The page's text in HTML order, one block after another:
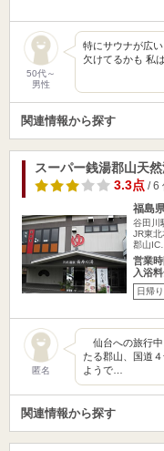
50代～
男性
特にサウナが広
欠けてるかも 私
関連情報から探す
スーパー銭湯郡山天
3.3点/ 6
福島
谷田川
JR東
郡山IC…
営業
入浴
日帰り
匿名
仙台への旅行中
たる郡山、国道
ようで…
関連情報から探す